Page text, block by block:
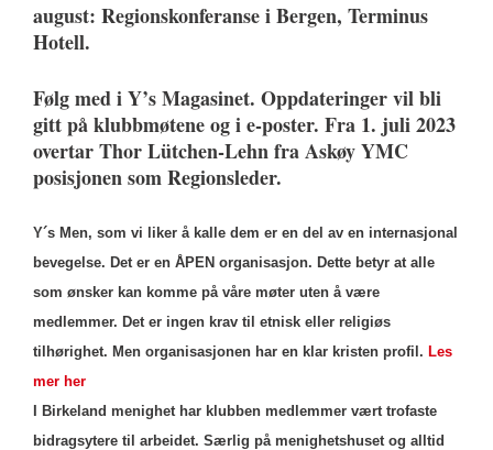
august: Regionskonferanse i Bergen, Terminus
Hotell.
Følg med i Y’s Magasinet. Oppdateringer vil bli
gitt på klubbmøtene og i e-poster. Fra 1. juli 2023
overtar Thor Lütchen-Lehn fra Askøy YMC
posisjonen som Regionsleder.
Y´s Men, som vi liker å kalle dem er en del av en internasjonal
bevegelse. Det er en ÅPEN organisasjon. Dette betyr at alle
som ønsker kan komme på våre møter uten å være
medlemmer. Det er ingen krav til etnisk eller religiøs
tilhørighet. Men organisasjonen har en klar kristen profil. Les
mer her
I Birkeland menighet har klubben medlemmer vært trofaste
bidragsytere til arbeidet. Særlig på menighetshuset og alltid